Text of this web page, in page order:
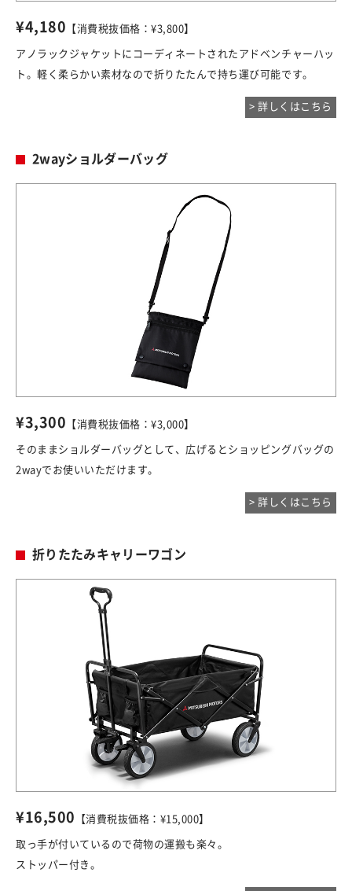
¥4,180 【消費税抜価格：¥3,800】
アノラックジャケットにコーディネートされたアドベンチャーハッ
ト。軽く柔らかい素材なので折りたたんで持ち運び可能です。
> 詳しくはこちら
2wayショルダーバッグ
¥3,300 【消費税抜価格：¥3,000】
そのままショルダーバッグとして、広げるとショッピングバッグの
2wayでお使いいただけます。
> 詳しくはこちら
折りたたみキャリーワゴン
¥16,500 【消費税抜価格：¥15,000】
取っ手が付いているので荷物の運搬も楽々。
ストッパー付き。